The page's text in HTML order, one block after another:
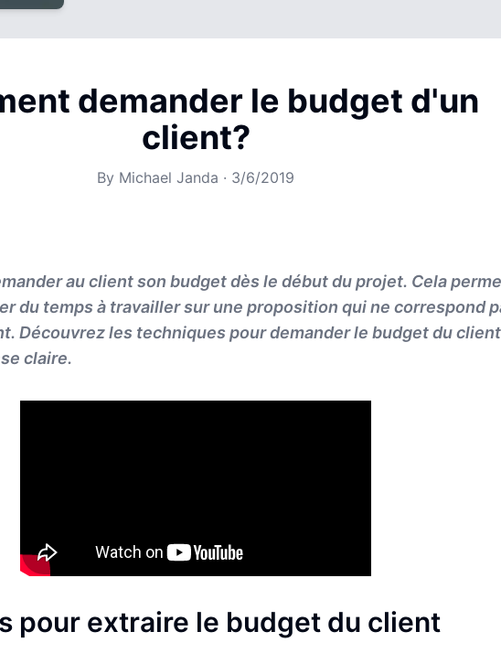
demander le budget d'un
client?
By Michael Janda · 3/6/2019
au client son budget dès le début du projet. Cela
du temps à travailler sur une proposition qui ne correspond
Découvrez les techniques pour demander le budget du
claire.
pour extraire le budget du client